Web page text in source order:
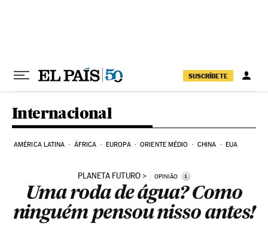
SUSCRÍBETE
Internacional
AMÉRICA LATINA ÁFRICA EUROPA ORIENTE MÉDIO CHINA EUA
PLANETA FUTURO OPINIÃO i
Uma roda de água? Como
ninguém pensou nisso antes!